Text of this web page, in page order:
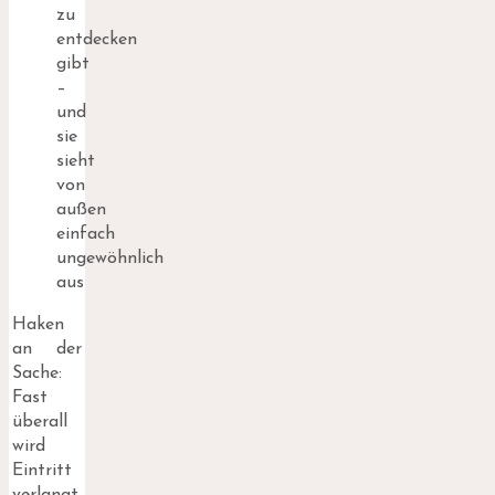
zu
entdecken
gibt
–
und
sie
sieht
von
außen
einfach
ungewöhnlich
aus
Haken
an der
Sache:
Fast
überall
wird
Eintritt